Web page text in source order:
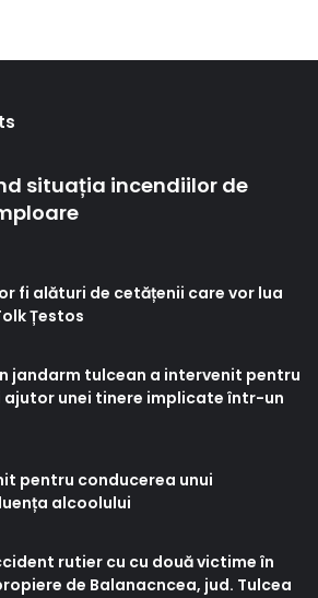
situația incendiilor de
fi alături de cetățenii care vor lua
Țestos
jandarm tulcean a intervenit pentru
unei tinere implicate într-un
pentru conducerea unui
alcoolului
rutier cu cu două victime în
de Balanacncea, jud. Tulcea